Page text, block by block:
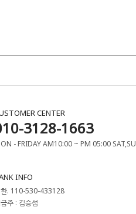
CENTER
3128-1663
- FRIDAY AM10:00 ~ PM 05:00
INFO
. 110-530-433128
주 : 김승섭